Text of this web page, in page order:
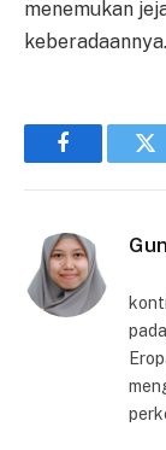
menemukan
keberadaannya.
Facebook